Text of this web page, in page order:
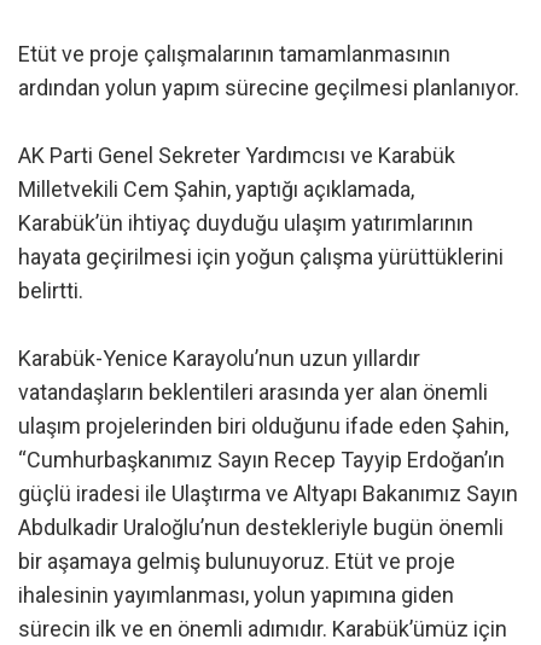
Etüt ve proje çalışmalarının tamamlanmasının
ardından yolun yapım sürecine geçilmesi planlanıyor.
AK Parti Genel Sekreter Yardımcısı ve Karabük
Milletvekili Cem Şahin, yaptığı açıklamada,
Karabük’ün ihtiyaç duyduğu ulaşım yatırımlarının
hayata geçirilmesi için yoğun çalışma yürüttüklerini
belirtti.
Karabük-Yenice Karayolu’nun uzun yıllardır
vatandaşların beklentileri arasında yer alan önemli
ulaşım projelerinden biri olduğunu ifade eden Şahin,
“Cumhurbaşkanımız Sayın Recep Tayyip Erdoğan’ın
güçlü iradesi ile Ulaştırma ve Altyapı Bakanımız Sayın
Abdulkadir Uraloğlu’nun destekleriyle bugün önemli
bir aşamaya gelmiş bulunuyoruz. Etüt ve proje
ihalesinin yayımlanması, yolun yapımına giden
sürecin ilk ve en önemli adımıdır. Karabük’ümüz için